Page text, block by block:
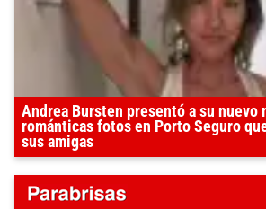
Andrea Bursten presentó a su nuevo
románticas fotos en Porto Seguro
sus amigas